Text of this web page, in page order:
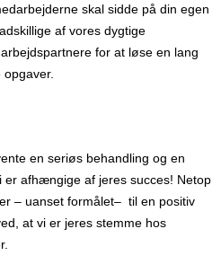
skal sidde på din egen
af vores dygtige
for at løse en lang
en seriøs behandling og en
er afhængige af jeres succes! Netop
– uanset formålet– til en positiv
at vi er jeres stemme hos